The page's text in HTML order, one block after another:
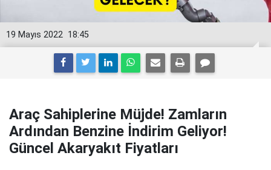
18:45
19 Mayıs 2022
Araç Sahiplerine Müjde! Zamların
Ardından Benzine İndirim Geliyor!
Güncel Akaryakıt Fiyatları